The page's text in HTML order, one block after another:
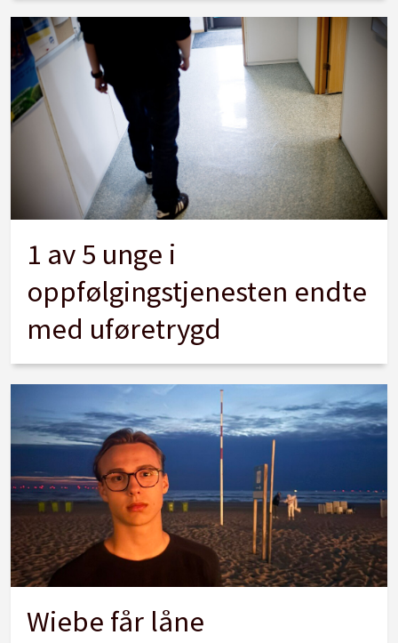
1 av 5 unge i
oppfølgingstjenesten endte
med uføretrygd
Wiebe får låne